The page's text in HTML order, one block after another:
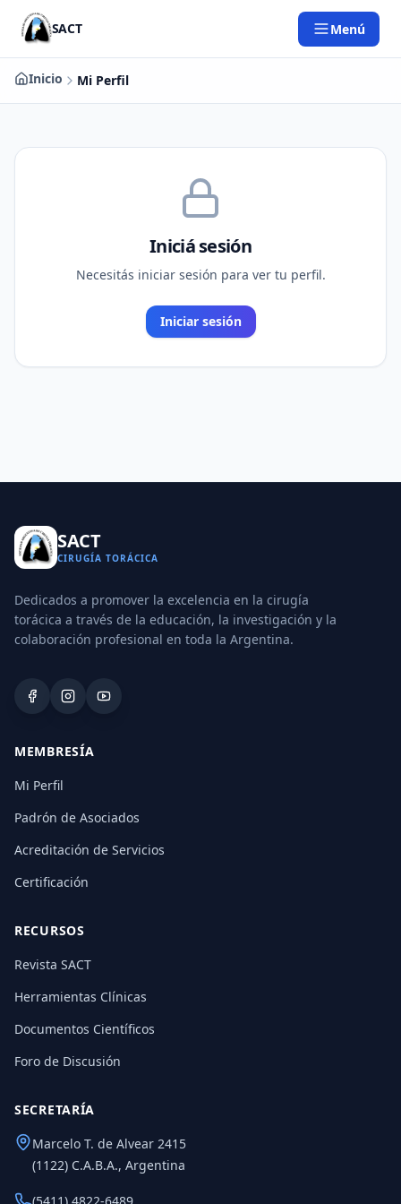
Saltar al contenido principal
SACT Menú
Inicio Mi Perfil
Iniciá sesión
Necesitás iniciar sesión para ver tu perfil.
Iniciar sesión
SACT
CIRUGÍA TORÁCICA
Dedicados a promover la excelencia en la cirugía
torácica a través de la educación, la investigación y la
colaboración profesional en toda la Argentina.
MEMBRESÍA
Mi Perfil
Padrón de Asociados
Acreditación de Servicios
Certificación
RECURSOS
Revista SACT
Herramientas Clínicas
Documentos Científicos
Foro de Discusión
SECRETARÍA
Marcelo T. de Alvear 2415
(1122) C.A.B.A., Argentina